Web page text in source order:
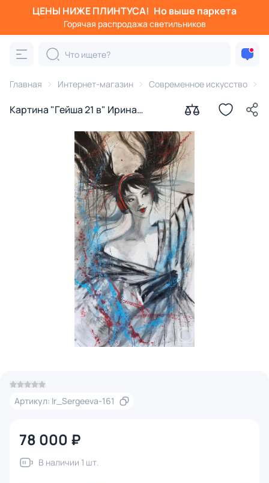
ЦЕНЫ НИЖЕ ПЛИНТУСА! Но выше паркета
Горячая распродажа светильников
Главная Интернет-магазин Современное искусство
Картина "Гейша 21 в" Ирина
Артикул: Ir_Sergeeva-161
78 000 ₽
В наличии 1 шт.